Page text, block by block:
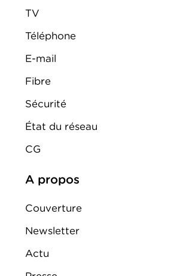
TV
Téléphone
E-mail
Fibre
Sécurité
État du réseau
CG
A propos
Couverture
Newsletter
Actu